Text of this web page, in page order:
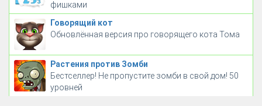
фишками
Говорящий кот
Обновлённая версия про говорящего кота Тома
Растения против Зомби
Бестселлер! Не пропустите зомби в свой дом! 50
уровней